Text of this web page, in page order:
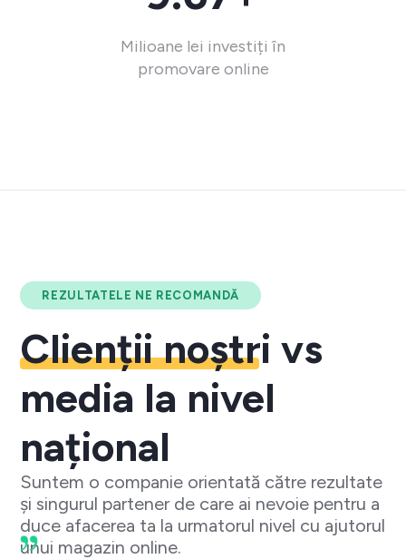
Milioane lei investiți în
promovare online
REZULTATELE NE RECOMANDĂ
Clienții noștri vs
media la nivel
național
Suntem o companie orientată către rezultate
și singurul partener de care ai nevoie pentru a
duce afacerea ta la urmatorul nivel cu ajutorul
unui magazin online.